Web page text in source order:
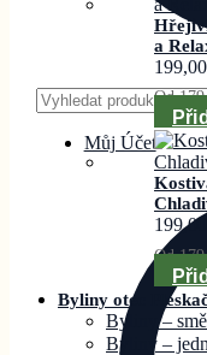
Hledat:
Můj Účet
a
199,00
Od
199,00
Od
Byliny otec
Byliny –
Byliny –